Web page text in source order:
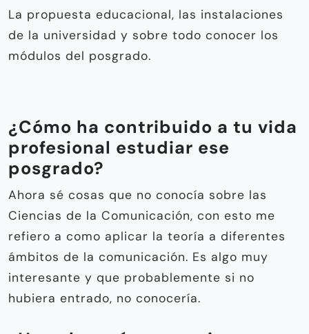
La propuesta educacional, las instalaciones
de la universidad y sobre todo conocer los
módulos del posgrado.
¿Cómo ha contribuido a tu vida
profesional estudiar ese
posgrado?
Ahora sé cosas que no conocía sobre las
Ciencias de la Comunicación, con esto me
refiero a como aplicar la teoría a diferentes
ámbitos de la comunicación. Es algo muy
interesante y que probablemente si no
hubiera entrado, no conocería.